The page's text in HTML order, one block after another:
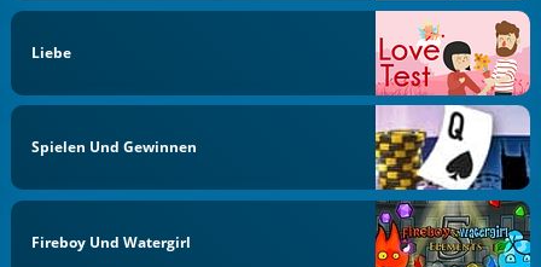
Liebe
Spielen Und Gewinnen
Fireboy Und Watergirl